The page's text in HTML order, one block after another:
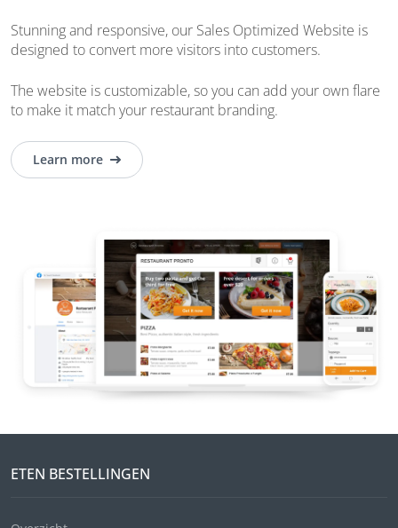
Stunning and responsive, our Sales Optimized Website is
designed to convert more visitors into customers.
The website is customizable, so you can add your own flare
to make it match your restaurant branding.
Learn more
ETEN BESTELLINGEN